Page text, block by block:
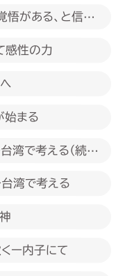
がある、と信じ
感性の力
まる
湾で考える（続
湾で考える
ー内子にて